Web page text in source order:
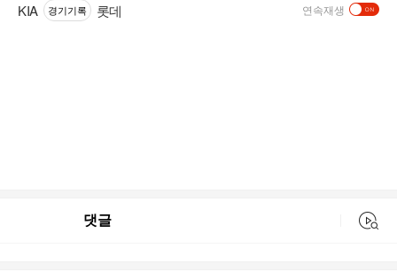
KIA 경기기록 롯데 연속재생
댓글